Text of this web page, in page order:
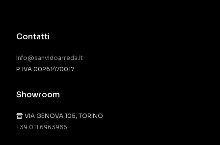
Contatti
info@sanvidoarreda.it
P. IVA 00261470017
Showroom
VIA GENOVA 105, TORINO
+39 011 6963985